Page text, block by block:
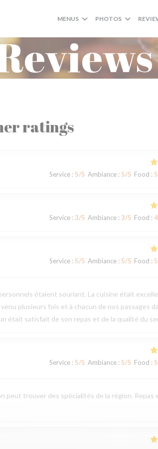
MENUS PHOTOS
ratings
Service: 5/5 Ambiance: 5/5 Food : 5
Service: 3/5 Ambiance: 3/5 Food : 4
Service: 5/5 Ambiance: 5/5 Food : 5
étaient souriant. La cuisine était
plusieurs fois et à chacun de nos passages
était satisfait de son repas et de la qualité du
Service: 5/5 Ambiance: 5/5 Food : 5
peut trouver des spécialités de la région. Repas